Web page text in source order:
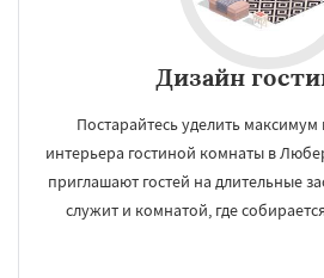
Дизайн
Постарайтесь уделить
интерьера гостиной комнаты в
приглашают гостей на длительные
служит и комнатой, где